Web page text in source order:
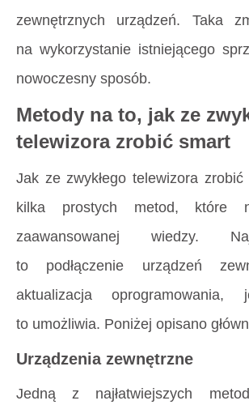
zewnętrznych urządzeń. Taka
na wykorzystanie istniejącego
nowoczesny sposób.
Metody na to, jak ze
telewizora zrobić smart
Jak ze zwykłego telewizora
kilka prostych metod, które
zaawansowanej wiedzy.
to podłączenie urządzeń
aktualizacja oprogramowania,
to umożliwia. Poniżej opisano
Urządzenia zewnętrzne
Jedną z najłatwiejszych